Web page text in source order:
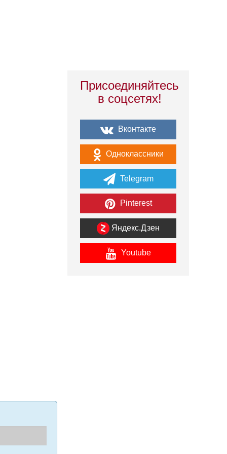
Присоединяйтесь
в соцсетях!
Вконтакте
Одноклассники
Telegram
Pinterest
Яндекс.Дзен
Youtube